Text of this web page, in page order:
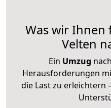
Was wir
Velten
Ein Umzug
Herausforderungen
die Last zu erleichtern